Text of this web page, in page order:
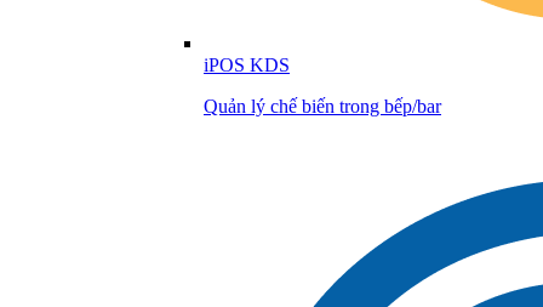
iPOS KDS
Quản lý chế biến trong bếp/bar